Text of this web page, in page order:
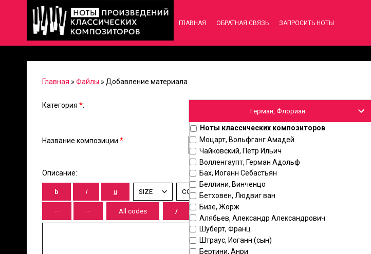
ГЛАВНАЯ ОБРАТНАЯ СВЯЗЬ ЗАПРОСИТЬ НОТЫ
Главная » Файлы » Добавление материала
Категория *:
Ноты классических композиторов
Моцарт, Вольфганг Амадей
Чайковский, Петр Ильич
Волленгаупт, Герман Адольф
Бах, Иоганн Себастьян
Беллини, Винченцо
Бетховен, Людвиг ван
Бизе, Жорж
Алябьев, Александр Александрович
Шуберт, Франц
Штраус, Иоганн (сын)
Бертини, Анри
Название композиции *:
Описание: